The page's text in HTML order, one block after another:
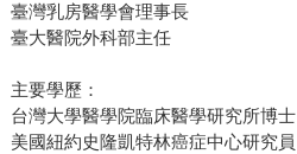
臺灣乳房醫學會理事長
臺大醫院外科部主任
主要學歷：
台灣大學醫學院臨床醫學研究所博士
美國紐約史隆凱特林癌症中心研究員